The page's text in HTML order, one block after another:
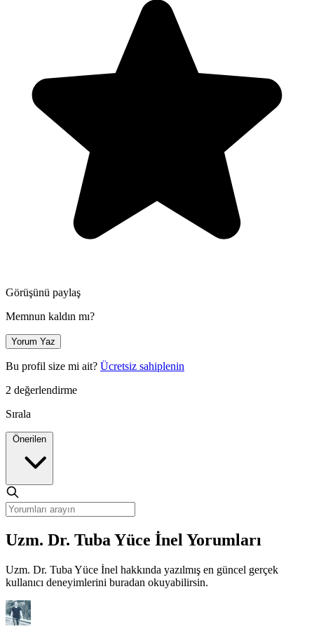
Görüşünü paylaş
Memnun kaldın mı?
Yorum Yaz
Bu profil size mi ait? Ücretsiz sahiplenin
2 değerlendirme
Sırala
Uzm. Dr. Tuba Yüce İnel Yorumları
Uzm. Dr. Tuba Yüce İnel hakkında yazılmış en güncel gerçek
kullanıcı deneyimlerini buradan okuyabilirsin.